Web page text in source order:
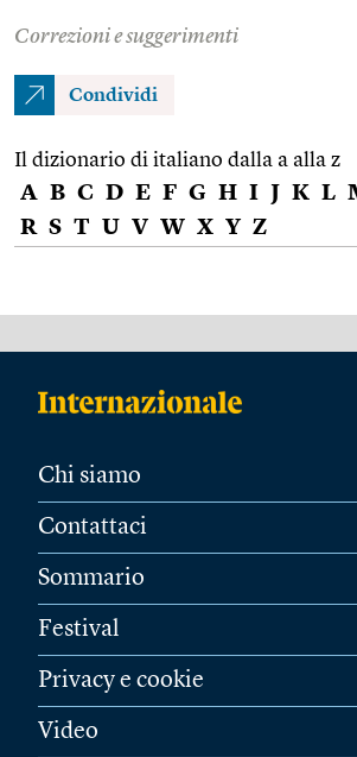
Correzioni e suggerimenti
Condividi
Il dizionario di italiano dalla a alla z
A B C D E F G H I J K L
R S T U V W X Y Z
Chi siamo
Contattaci
Sommario
Festival
Privacy e cookie
Video